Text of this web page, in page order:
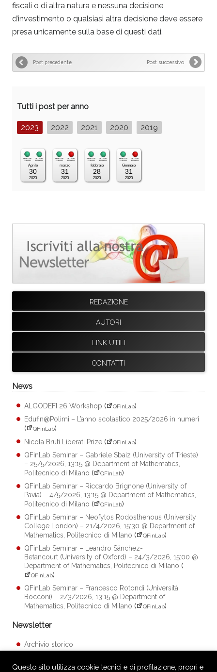
fiscali o di altra natura e nessuna decisione
d’investimento o qualsiasi altra decisione deve essere
presa unicamente sulla base di questi dati.
Post precedente Post successivo
Tutti i post per anno
2023 2022 2021 2020 2019
Aprile
30
2023
marzo
31
2023
febbraio
28
2023
Gennaio
31
2023
REDAZIONE
AUTORI
LINK UTILI
CONTATTI
News
ALGODEFI 26 Workshop ( QFinLab)
Edufin@Polimi – L’anno scolastico 2025/2026 in numeri
(
QFinLab)
Nicola Bruti Liberati Prize ( QFinLab)
QFinLab Seminar – Gabriele Sbaiz (University of Trieste)
– 25/5/2026, 13:15 @ Department of Mathematics,
Politecnico di Milano ( QFinLab)
QFinLab Seminar – Riccardo Brignone (University of
Pavia) – 4/5/2026, 13:15 @ Department of Mathematics,
Politecnico di Milano ( QFinLab)
QFinLab Seminar – Neofytos Rodosthenous (University
College London) – 21/4/2026, 15:30 @ Department of
Mathematics, Politecnico di Milano ( QFinLab)
QFinLab Seminar – Leandro Sánchez-
Betancourt (University of Oxford) – 24/3/2026, 15:00 @
Department of Mathematics, Politecnico di Milano (
QFinLab)
QFinLab Seminar – Francesco Rotondi (Università
Bocconi) – 2/3/2026, 13:15 @ Department of
Mathematics, Politecnico di Milano ( QFinLab)
Newsletter
Archivio storico
Questo sito utilizza cookie tecnici e di profilazione, propri e